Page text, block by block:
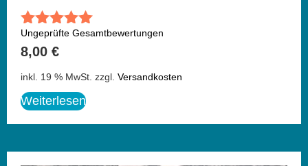
Bewertet
mit
von 5
Ungeprüfte Gesamtbewertungen
8,00 €
inkl. 19 % MwSt. zzgl. Versandkosten
Weiterlesen